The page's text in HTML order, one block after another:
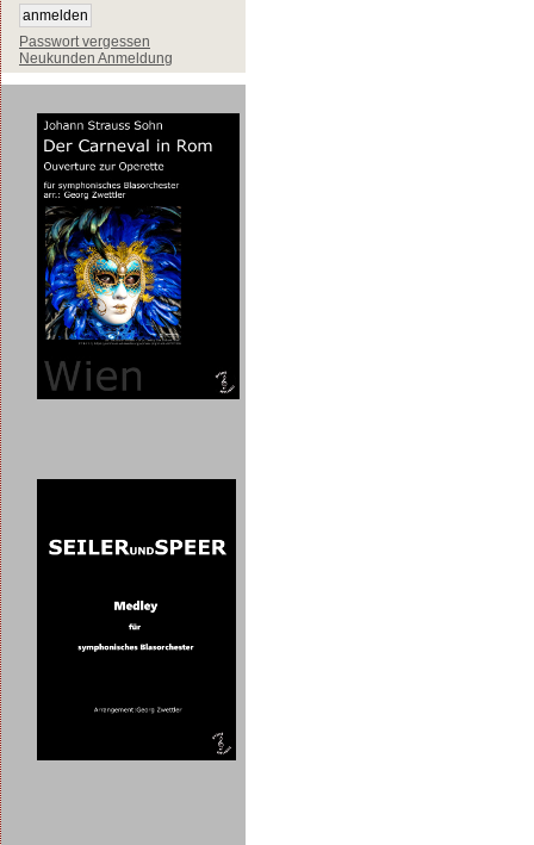
Passwort vergessen
Neukunden Anmeldung